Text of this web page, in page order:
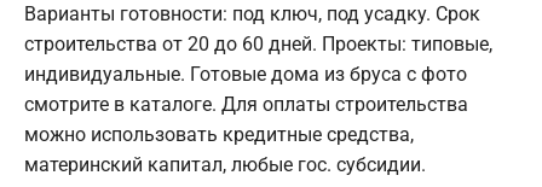
Варианты готовности: под ключ, под усадку. Срок
строительства от 20 до 60 дней. Проекты: типовые,
индивидуальные. Готовые дома из бруса с фото
смотрите в каталоге. Для оплаты строительства
можно использовать кредитные средства,
материнский капитал, любые гос. субсидии.